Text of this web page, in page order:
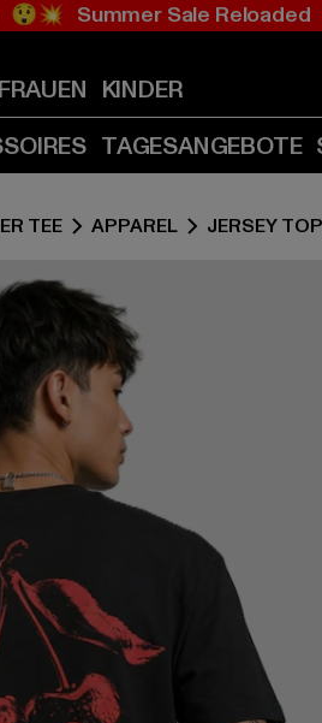
😲💥 Summer Sale
FRAUEN KINDER
TAGESANGEBOTE
TEE APPAREL JERSEY